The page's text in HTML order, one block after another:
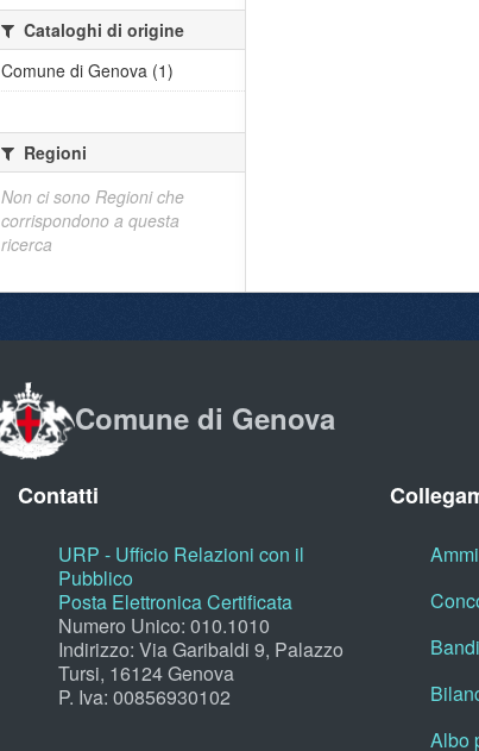
Cataloghi di origine
Comune di Genova (1)
Regioni
Non ci sono Regioni che
corrispondono a questa
ricerca
Comune di Genova
Contatti
URP - Ufficio Relazioni con il
Pubblico
Posta Elettronica Certificata
Numero Unico: 010.1010
Indirizzo: Via Garibaldi 9, Palazzo
Tursi, 16124 Genova
P. Iva: 00856930102
Albo